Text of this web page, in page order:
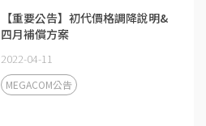
【重要公告】初代價格調降說明&
四月補償方案
2022-04-11
MEGACOM公告